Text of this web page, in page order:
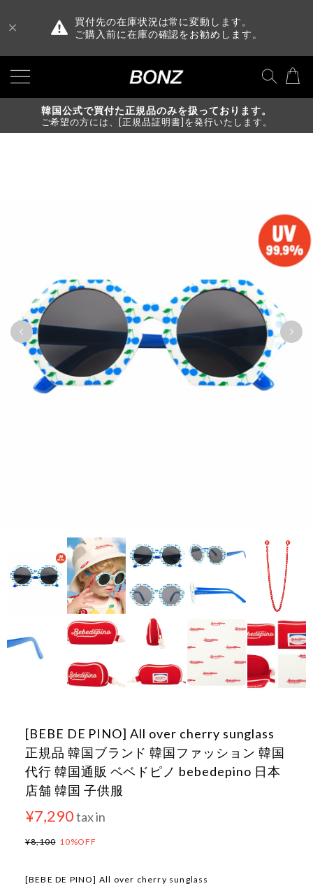
買付先の在庫状況は常に変動します。
ご購入前に在庫の確認をお勧めします。
韓国公式で買付た正規品のみを扱っております。
ご希望の方には、[正規品証明書]を発行いたします。
[BEBE DE PINO] All over cherry sunglass
正規品 韓国ブランド 韓国ファッション 韓国
代行 韓国通販 ベベドピノ bebedepino 日本
店舗 韓国 子供服
¥7,290tax in
¥8,100 10%OFF
[BEBE DE PINO] All over cherry sunglass